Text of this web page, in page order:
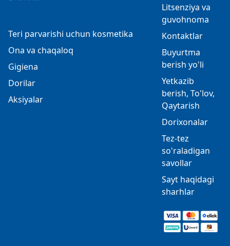
Teri parvarishi uchun kosmetika
Ona va chaqaloq
Gigiena
Dorilar
Aksiyalar
Litsenziya va
guvohnoma
Kontaktlar
Buyurtma
berish yo'li
Yetkazib
berish, To'lov,
Qaytarish
Dorixonalar
Tez-tez
so'raladigan
savollar
Sayt haqidagi
sharhlar